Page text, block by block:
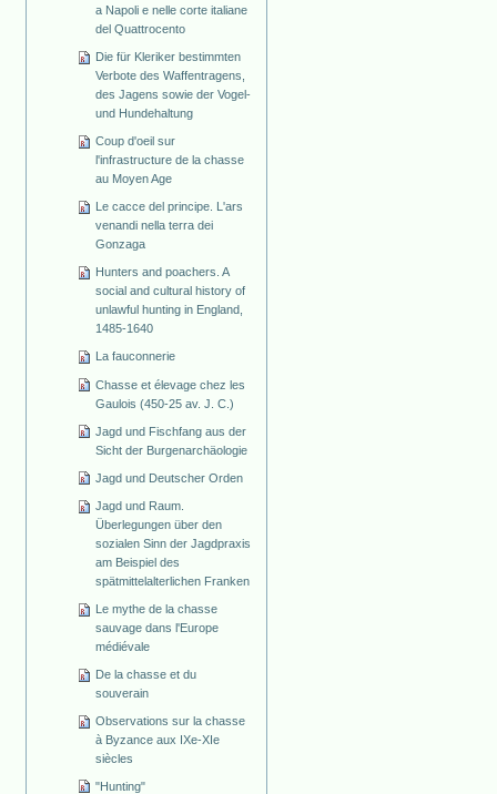
a Napoli e nelle corte italiane
del Quattrocento
Die für Kleriker bestimmten
Verbote des Waffentragens,
des Jagens sowie der Vogel-
und Hundehaltung
Coup d'oeil sur
l'infrastructure de la chasse
au Moyen Age
Le cacce del principe. L'ars
venandi nella terra dei
Gonzaga
Hunters and poachers. A
social and cultural history of
unlawful hunting in England,
1485-1640
La fauconnerie
Chasse et élevage chez les
Gaulois (450-25 av. J. C.)
Jagd und Fischfang aus der
Sicht der Burgenarchäologie
Jagd und Deutscher Orden
Jagd und Raum.
Überlegungen über den
sozialen Sinn der Jagdpraxis
am Beispiel des
spätmittelalterlichen Franken
Le mythe de la chasse
sauvage dans l'Europe
médiévale
De la chasse et du
souverain
Observations sur la chasse
à Byzance aux IXe-XIe
siècles
"Hunting"